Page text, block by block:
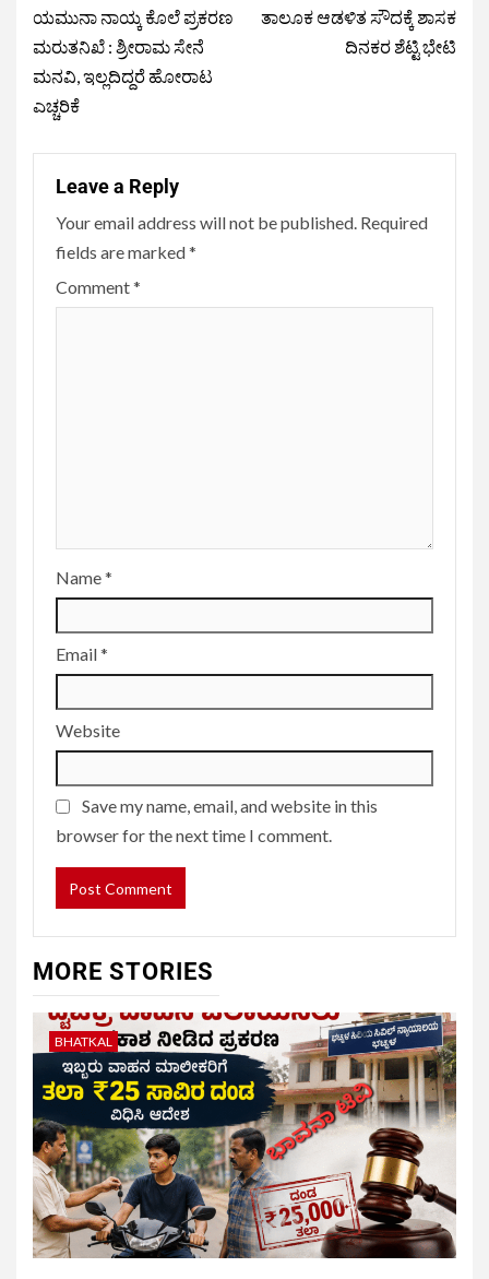
ಯಮುನಾ ನಾಯ್ಕ ಕೊಲೆ ಪ್ರಕರಣ
ಮರುತನಿಖೆ : ಶ್ರೀರಾಮ ಸೇನೆ
ಮನವಿ, ಇಲ್ಲದಿದ್ದರೆ ಹೋರಾಟ
ಎಚ್ಚರಿಕೆ
ತಾಲೂಕ ಆಡಳಿತ ಸೌದಕ್ಕೆ ಶಾಸಕ
ದಿನಕರ ಶೆಟ್ಟಿ ಭೇಟಿ
Leave a Reply
Your email address will not be published. Required
fields are marked*
Comment*
Name*
Email*
Website
Save my name, email, and website in this
browser for the next time I comment.
MORE STORIES
BHATKAL